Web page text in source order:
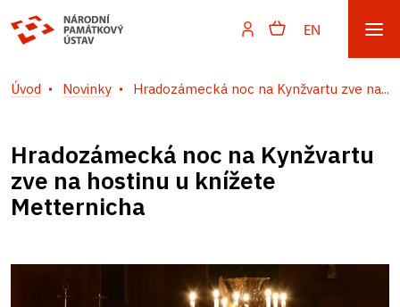
EN
Úvod Novinky Hradozámecká noc na Kynžvartu zve na...
Hradozámecká noc na Kynžvartu
zve na hostinu u knížete
Metternicha